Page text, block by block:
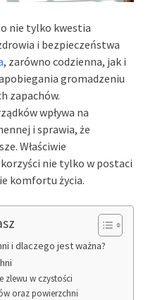
nie tylko kwestia
i bezpieczeństwa
, zarówno codzienna, jak i
gromadzeniu
zapachów.
wpływa na
i sprawia, że
Właściwie
nie tylko w postaci
komfortu życia.
i dlaczego jest ważna?
zlewu w czystości
oraz powierzchni